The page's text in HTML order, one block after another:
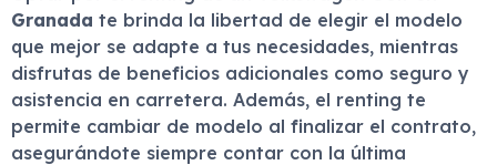
Granada te brinda la libertad de elegir el modelo
que mejor se adapte a tus necesidades, mientras
disfrutas de beneficios adicionales como seguro y
asistencia en carretera. Además, el renting te
permite cambiar de modelo al finalizar el contrato,
asegurándote siempre contar con la última